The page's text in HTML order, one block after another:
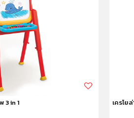
แปลงลวดลาย สีสันบนผลิตภัณฑ์ หรือ
สามารถแจ้งให้ทราบล่วงหน้า และสี
เว็บไซต์อาจมีความแตกต่างกันจาก
ของแต่ละหน้าจอ
กัน ชิ้นส่วนมีขนาดเล็ก เด็กควรใช้
ครอง หรือผู้เชี่ยวชาญ ไม่นำเข้าจมูก
3 in 1 เครโย